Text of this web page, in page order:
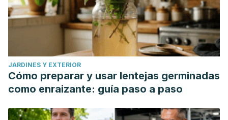
JARDINES Y EXTERIOR
Cómo preparar y usar lentejas germinadas
como enraizante: guía paso a paso